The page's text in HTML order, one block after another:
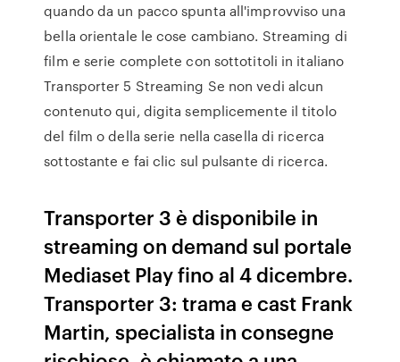
quando da un pacco spunta all'improvviso una
bella orientale le cose cambiano. Streaming di
film e serie complete con sottotitoli in italiano
Transporter 5 Streaming Se non vedi alcun
contenuto qui, digita semplicemente il titolo
del film o della serie nella casella di ricerca
sottostante e fai clic sul pulsante di ricerca.
Transporter 3 è disponibile in
streaming on demand sul portale
Mediaset Play fino al 4 dicembre.
Transporter 3: trama e cast Frank
Martin, specialista in consegne